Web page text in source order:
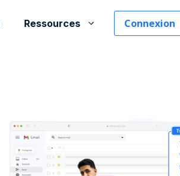
Ressources Connexion